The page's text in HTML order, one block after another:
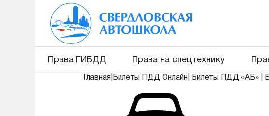
Права ГИБДД Права на спецтехнику
Главная Билеты ПДД Онлайн Билеты ПДД «АВ»